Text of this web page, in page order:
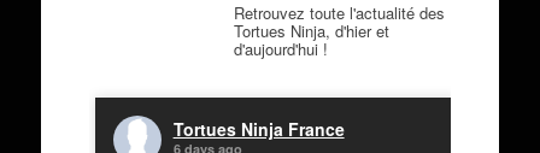
Retrouvez toute l'actualité des
Tortues Ninja, d'hier et
d'aujourd'hui !
Tortues Ninja France
6 days ago